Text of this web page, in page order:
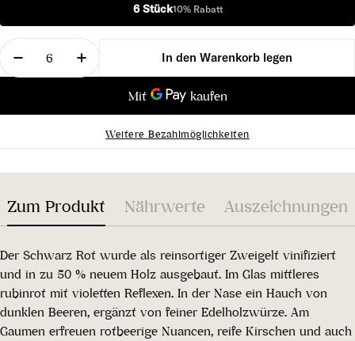
6 Stück10% Rabatt
Menge
Menge für Schwarz Rot 2023 verringern
Menge für Schwarz Rot 2023 erhöhen
In den Warenkorb legen
Weitere Bezahlmöglichkeiten
Zum Produkt Nährwerte Auszeichnungen
Der Schwarz Rot wurde als reinsortiger Zweigelt vinifiziert
und in zu 50 % neuem Holz ausgebaut. Im Glas mittleres
rubinrot mit violetten Reflexen. In der Nase ein Hauch von
dunklen Beeren, ergänzt von feiner Edelholzwürze. Am
Gaumen erfreuen rotbeerige Nuancen, reife Kirschen und auch